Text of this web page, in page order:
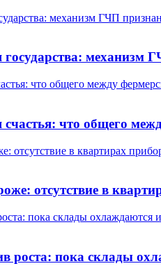
механизм ГЧП
государства: механизм
что общего между
что общего
отсутствие в квартирах
отсутствие в
пока склады охлаждаются
роста: пока склады